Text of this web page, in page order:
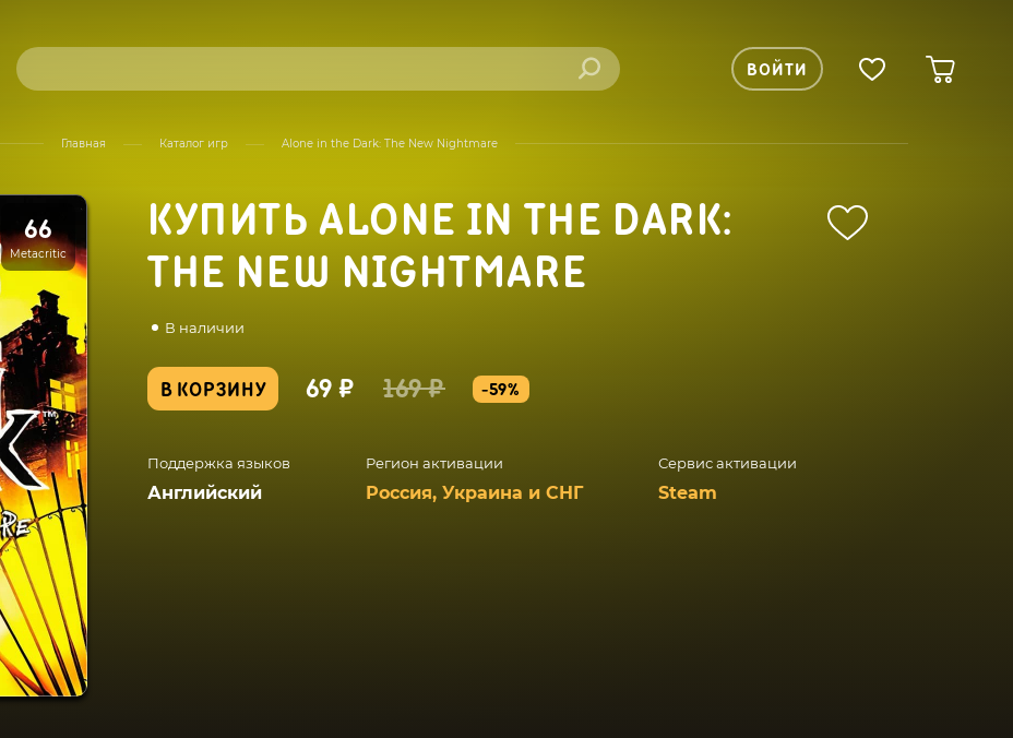
ВОЙТИ
Главная Каталог игр Alone in the Dark: The New Nightmare
66
Metacritic
КУПИТЬ ALONE IN THE DARK:
THE NEW NIGHTMARE
В наличии
В КОРЗИНУ 69 ₽ 169 ₽ -59%
Поддержка языков
Английский
Регион активации
Россия, Украина и СНГ
Сервис активации
Steam